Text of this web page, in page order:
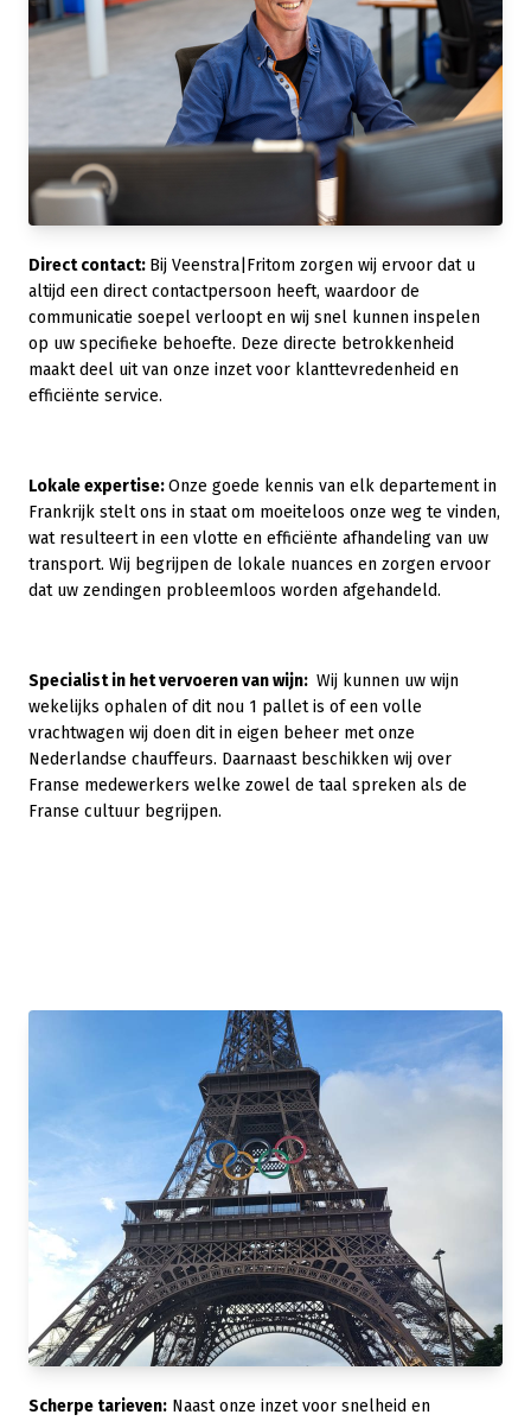
Direct contact: Bij Veenstra|Fritom zorgen wij ervoor dat u
altijd een direct contactpersoon heeft, waardoor de
communicatie soepel verloopt en wij snel kunnen inspelen
op uw specifieke behoefte. Deze directe betrokkenheid
maakt deel uit van onze inzet voor klanttevredenheid en
efficiënte service.
Lokale expertise:Onze goede kennis van elk departement in
Frankrijk stelt ons in staat om moeiteloos onze weg te vinden,
wat resulteert in een vlotte en efficiënte afhandeling van uw
transport. Wij begrijpen de lokale nuances en zorgen ervoor
dat uw zendingen probleemloos worden afgehandeld.
Specialist in het vervoeren van wijn: Wij kunnen uw wijn
wekelijks ophalen of dit nou 1 pallet is of een volle
vrachtwagen wij doen dit in eigen beheer met onze
Nederlandse chauffeurs. Daarnaast beschikken wij over
Franse medewerkers welke zowel de taal spreken als de
Franse cultuur begrijpen.
Scherpe tarieven: Naast onze inzet voor snelheid en